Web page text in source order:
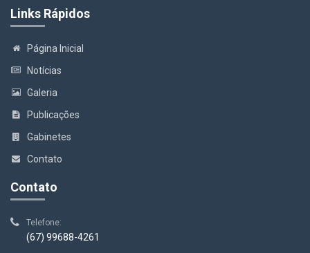
Links Rápidos
Página Inicial
Notícias
Galeria
Publicações
Gabinetes
Contato
Contato
Telefone:
(67) 99688-4261